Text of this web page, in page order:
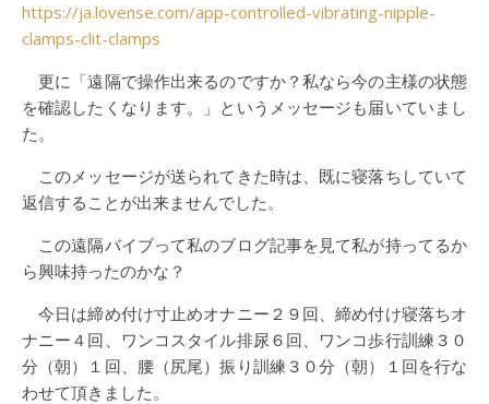
https://ja.lovense.com/app-controlled-vibrating-nipple-
clamps-clit-clamps
更に「遠隔で操作出来るのですか？私なら今の主様の状態
を確認したくなります。」というメッセージも届いていまし
た。
このメッセージが送られてきた時は、既に寝落ちしていて
返信することが出来ませんでした。
この遠隔バイブって私のブログ記事を見て私が持ってるか
ら興味持ったのかな？
今日は締め付け寸止めオナニー２９回、締め付け寝落ちオ
ナニー４回、ワンコスタイル排尿６回、ワンコ歩行訓練３０
分（朝）１回、腰（尻尾）振り訓練３０分（朝）１回を行な
わせて頂きました。